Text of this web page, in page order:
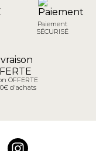
Paiement
SÉCURISÉ
OFFERTE
d'achats